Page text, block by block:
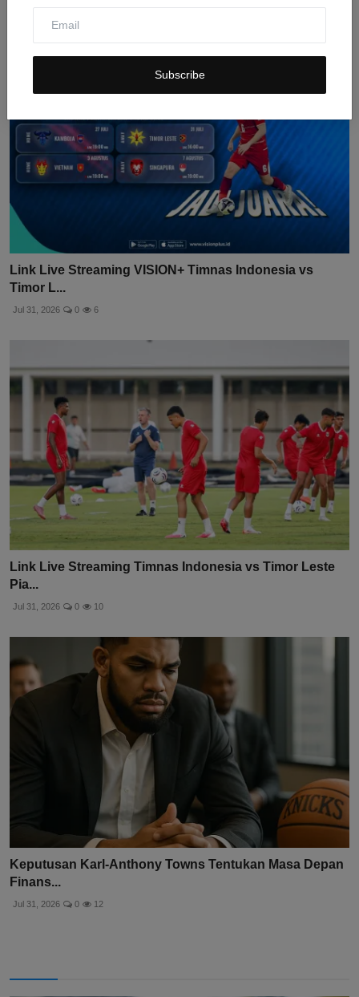
Subscribe
Link Live Streaming VISION+ Timnas Indonesia vs
Timor L...
Jul 31, 2026 0 6
Link Live Streaming Timnas Indonesia vs Timor Leste
Pia...
Jul 31, 2026 0 10
Keputusan Karl-Anthony Towns Tentukan Masa Depan
Finans...
Jul 31, 2026 0 12